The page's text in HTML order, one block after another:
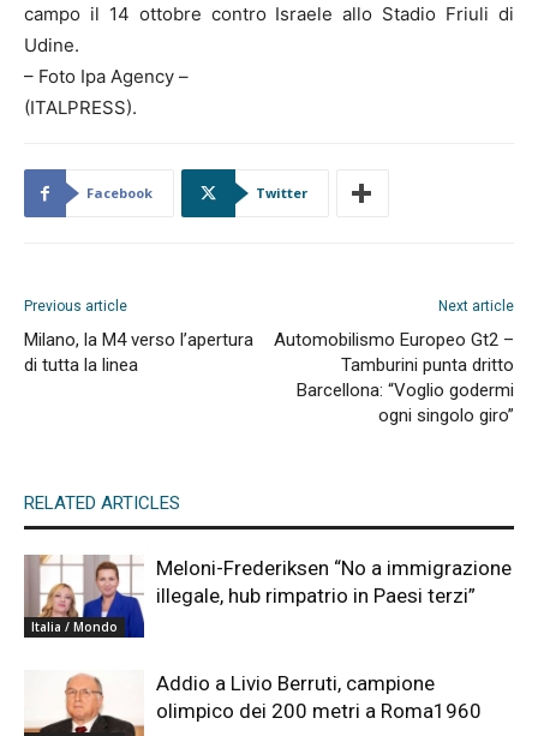
campo il 14 ottobre contro Israele allo Stadio Friuli di
Udine.
– Foto Ipa Agency –
(ITALPRESS).
Facebook Twitter
Previous article
Milano, la M4 verso l’apertura
di tutta la linea
Next article
Automobilismo Europeo Gt2 –
Tamburini punta dritto
Barcellona: “Voglio godermi
ogni singolo giro”
RELATED ARTICLES
Italia / Mondo
Meloni-Frederiksen “No a immigrazione
illegale, hub rimpatrio in Paesi terzi”
Addio a Livio Berruti, campione
olimpico dei 200 metri a Roma1960